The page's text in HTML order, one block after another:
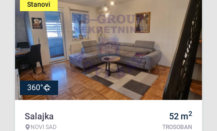
Stanovi
360°
Salajka
NOVI SAD
52 m2
TROSOBAN